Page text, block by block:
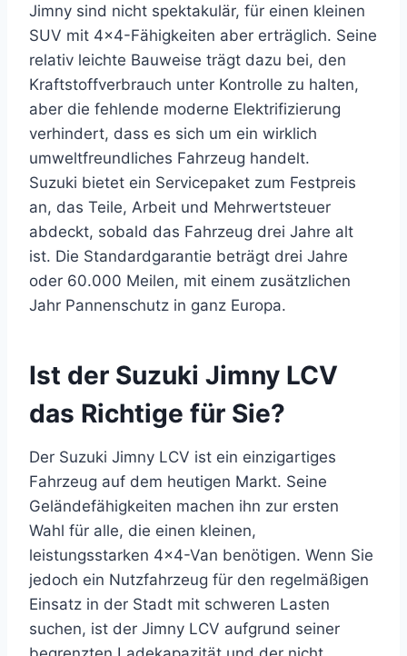
Jimny sind nicht spektakulär, für einen kleinen
SUV mit 4×4-Fähigkeiten aber erträglich. Seine
relativ leichte Bauweise trägt dazu bei, den
Kraftstoffverbrauch unter Kontrolle zu halten,
aber die fehlende moderne Elektrifizierung
verhindert, dass es sich um ein wirklich
umweltfreundliches Fahrzeug handelt.
Suzuki bietet ein Servicepaket zum Festpreis
an, das Teile, Arbeit und Mehrwertsteuer
abdeckt, sobald das Fahrzeug drei Jahre alt
ist. Die Standardgarantie beträgt drei Jahre
oder 60.000 Meilen, mit einem zusätzlichen
Jahr Pannenschutz in ganz Europa.
Ist der Suzuki Jimny LCV
das Richtige für Sie?
Der Suzuki Jimny LCV ist ein einzigartiges
Fahrzeug auf dem heutigen Markt. Seine
Geländefähigkeiten machen ihn zur ersten
Wahl für alle, die einen kleinen,
leistungsstarken 4×4-Van benötigen. Wenn Sie
jedoch ein Nutzfahrzeug für den regelmäßigen
Einsatz in der Stadt mit schweren Lasten
suchen, ist der Jimny LCV aufgrund seiner